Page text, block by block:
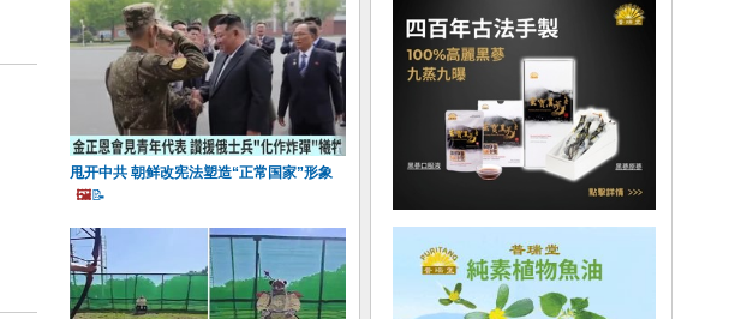
甩开中共 朝鲜改宪法塑造“正常国家”形象
🖼️📝